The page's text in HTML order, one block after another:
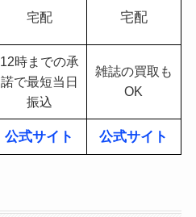
宅配 宅配
12時までの承
諾で最短当日
振込
雑誌の買取も
OK
公式サイト 公式サイト